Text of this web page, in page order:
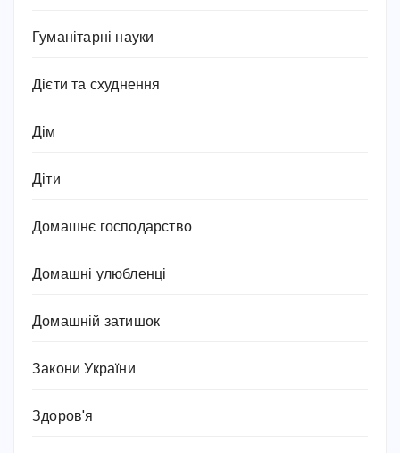
Гуманітарні науки
Дієти та схуднення
Дім
Діти
Домашнє господарство
Домашні улюбленці
Домашній затишок
Закони України
Здоров'я